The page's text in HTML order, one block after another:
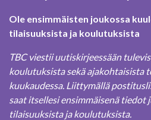
Ole ensimmäisten joukossa
tilaisuuksista ja koulutuksista
TBC viestii uutiskirjeessään
koulutuksista sekä ajakohtaisista
kuukaudessa. Liittymällä
saat itsellesi ensimmäisenä
tilaisuuksista ja koulutuksista.